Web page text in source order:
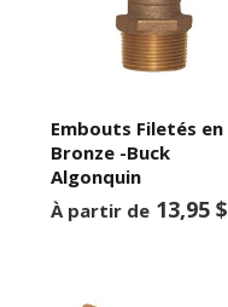
Embouts Filetés en
Bronze -Buck
Algonquin
À partir de 13,95 $